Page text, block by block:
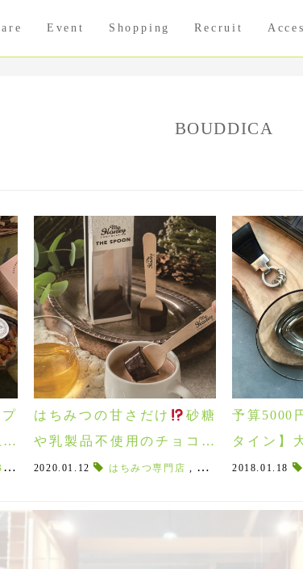
Event Shopping Recruit
BOUDDICA
,ストロベリー,苺,ボーディカ , ニュアンス,チ
はちみつの甘さだけ
砂糖
や乳製品不使用のチョコレ
ート♪ボーディカ
2020.01.12 はちみつ専門店 , 砂糖不使用,板チョ
予算5000
タイン】
レゼント♡
2018.01.18